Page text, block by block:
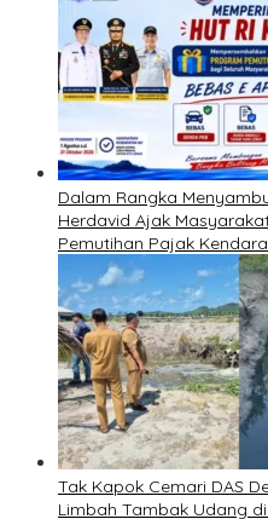
Dalam Rangka
Herdavid Ajak
Pemutihan Pajak
Tak Kapok Cemari DAS
Limbah Tambak Udang